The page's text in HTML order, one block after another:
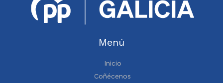
Menú
Inicio
Coñécenos